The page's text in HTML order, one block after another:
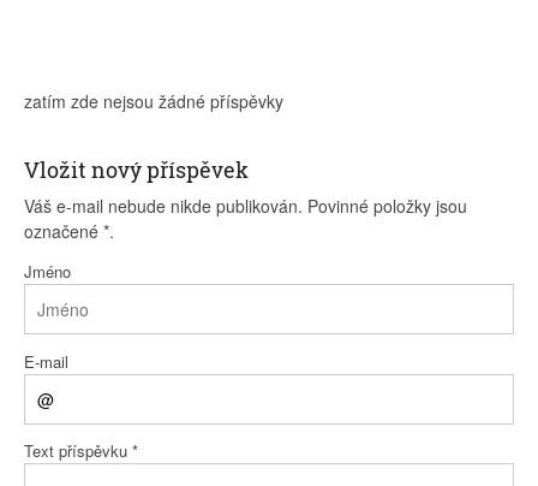
zatím zde nejsou žádné příspěvky
Vložit nový příspěvek
Váš e-mail nebude nikde publikován. Povinné položky jsou
označené *.
Jméno
E-mail
Text příspěvku *